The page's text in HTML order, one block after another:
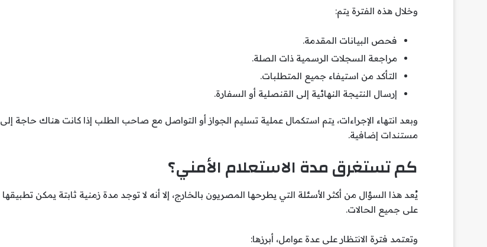
وخلال هذه الفترة يتم:
فحص البيانات المقدمة.
مراجعة السجلات الرسمية ذات الصلة.
التأكد من استيفاء جميع المتطلبات.
إرسال النتيجة النهائية إلى القنصلية أو السفارة.
وبعد انتهاء الإجراءات، يتم استكمال عملية تسليم الجواز أو التواصل مع صاحب الطلب إذا كانت هناك حاجة إلى
مستندات إضافية.
كم تستغرق مدة الاستعلام الأمني؟
يُعد هذا السؤال من أكثر الأسئلة التي يطرحها المصريون بالخارج، إلا أنه لا توجد مدة زمنية ثابتة يمكن تطبيقها
على جميع الحالات.
وتعتمد فترة الانتظار على عدة عوامل، أبرزها: